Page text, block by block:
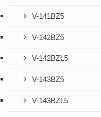
V-141BZ5
V-142BZ5
V-142BZL5
V-143BZ5
V-143BZL5